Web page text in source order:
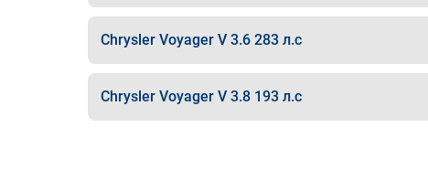
Chrysler Voyager V 3.6 283 л.с
Chrysler Voyager V 3.8 193 л.с